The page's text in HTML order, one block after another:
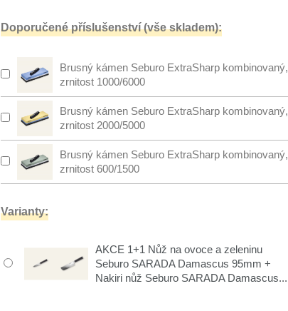
Doporučené příslušenství (vše skladem):
Brusný kámen Seburo ExtraSharp kombinovaný,
zrnitost 1000/6000
Brusný kámen Seburo ExtraSharp kombinovaný,
zrnitost 2000/5000
Brusný kámen Seburo ExtraSharp kombinovaný,
zrnitost 600/1500
Varianty:
AKCE 1+1 Nůž na ovoce a zeleninu
Seburo SARADA Damascus 95mm +
Nakiri nůž Seburo SARADA Damascus...